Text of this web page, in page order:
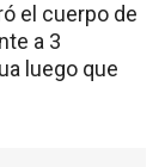
el cuerpo de
a 3
luego que